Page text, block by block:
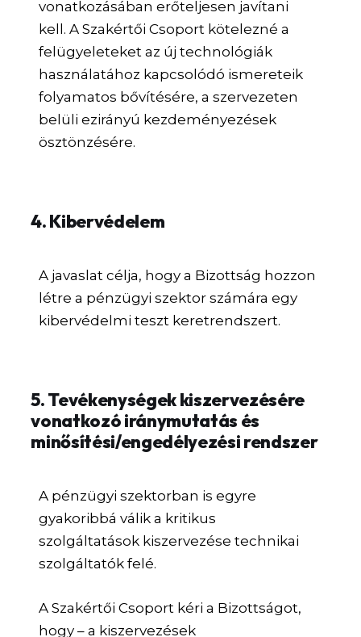
vonatkozásában erőteljesen javítani
kell. A Szakértői Csoport kötelezné a
felügyeleteket az új technológiák
használatához kapcsolódó ismereteik
folyamatos bővítésére, a szervezeten
belüli ezirányú kezdeményezések
ösztönzésére.
4. Kibervédelem
A javaslat célja, hogy a Bizottság hozzon
létre a pénzügyi szektor számára egy
kibervédelmi teszt keretrendszert.
5. Tevékenységek kiszervezésére
vonatkozó iránymutatás és
minősítési/engedélyezési rendszer
A pénzügyi szektorban is egyre
gyakoribbá válik a kritikus
szolgáltatások kiszervezése technikai
szolgáltatók felé.
A Szakértői Csoport kéri a Bizottságot,
hogy – a kiszervezések